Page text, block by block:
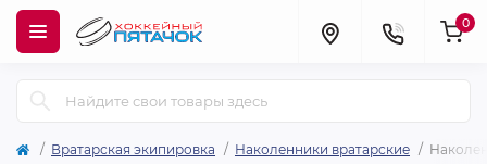
0
Вратарская экипировка Наколенники вратарские